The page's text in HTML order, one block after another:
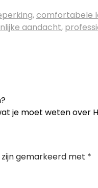
,comfortabele
aandacht,
je moet weten over
gemarkeerd met *